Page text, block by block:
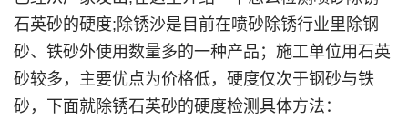
石英砂的硬度;除锈沙是目前在喷砂除锈行业里除钢
砂、铁砂外使用数量多的一种产品；施工单位用石英
砂较多，主要优点为价格低，硬度仅次于钢砂与铁
砂，下面就除锈石英砂的硬度检测具体方法：